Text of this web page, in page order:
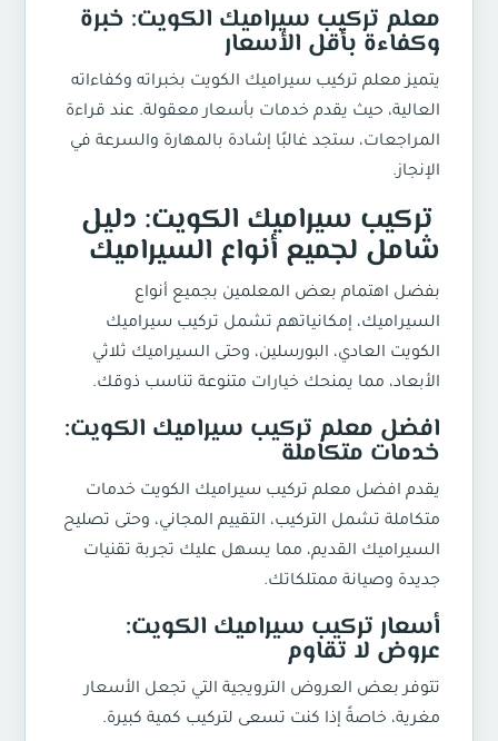
معلم تركيب سيراميك الكويت: خبرة
وكفاءة بأقل الأسعار
يتميز معلم تركيب سيراميك الكويت بخبراته وكفاءاته
العالية، حيث يقدم خدمات بأسعار معقولة. عند قراءة
المراجعات، ستجد غالبًا إشادة بالمهارة والسرعة في
الإنجاز.
تركيب سيراميك الكويت: دليل
شامل لجميع أنواع السيراميك
بفضل اهتمام بعض المعلمين بجميع أنواع
السيراميك، إمكانياتهم تشمل تركيب سيراميك
الكويت العادي، البورسلين، وحتى السيراميك ثلاثي
الأبعاد، مما يمنحك خيارات متنوعة تناسب ذوقك.
افضل معلم تركيب سيراميك الكويت:
خدمات متكاملة
يقدم افضل معلم تركيب سيراميك الكويت خدمات
متكاملة تشمل التركيب، التقييم المجاني، وحتى تصليح
السيراميك القديم، مما يسهل عليك تجربة تقنيات
جديدة وصيانة ممتلكاتك.
أسعار تركيب سيراميك الكويت:
عروض لا تقاوم
تتوفر بعض العروض الترويجية التي تجعل الأسعار
مغرية، خاصةً إذا كنت تسعى لتركيب كمية كبيرة.